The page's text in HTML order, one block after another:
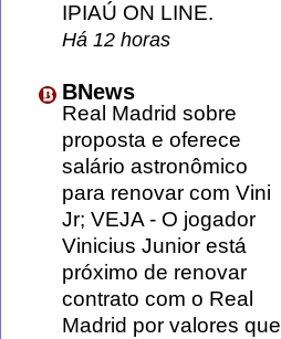
IPIAÚ ON LINE.
Há 12 horas
BNews
Real Madrid sobre
proposta e oferece
salário astronômico
para renovar com Vini
Jr; VEJA- O jogador
Vinicius Junior está
próximo de renovar
contrato com o Real
Madrid por valores que